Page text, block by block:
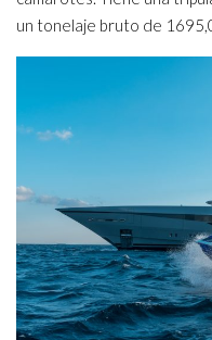
un tonelaje bruto de